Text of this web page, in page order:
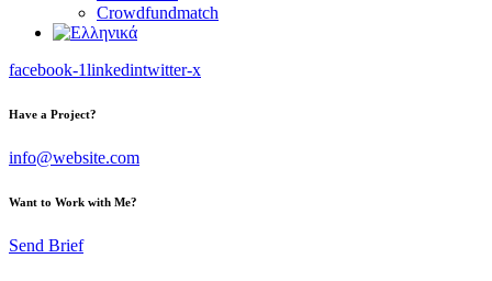
Crowdfundmatch
facebook-1linkedintwitter-x
Have a Project?
info@website.com
Want to Work with Me?
Send Brief